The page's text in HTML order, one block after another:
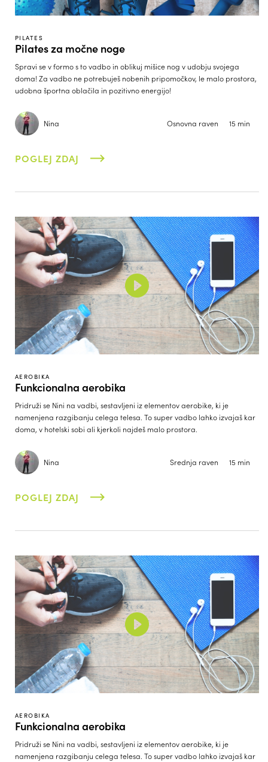
PILATES
Pilates za močne noge
Spravi se v formo s to vadbo in oblikuj mišice nog v udobju svojega
doma! Za vadbo ne potrebuješ nobenih pripomočkov, le malo prostora,
udobna športna oblačila in pozitivno energijo!
Nina Osnovna raven 15 min
POGLEJ ZDAJ
AEROBIKA
Funkcionalna aerobika
Pridruži se Nini na vadbi, sestavljeni iz elementov aerobike, ki je
namenjena razgibanju celega telesa. To super vadbo lahko izvajaš kar
doma, v hotelski sobi ali kjerkoli najdeš malo prostora.
Nina Srednja raven 15 min
POGLEJ ZDAJ
AEROBIKA
Funkcionalna aerobika
Pridruži se Nini na vadbi, sestavljeni iz elementov aerobike, ki je
namenjena razgibanju celega telesa. To super vadbo lahko izvajaš kar